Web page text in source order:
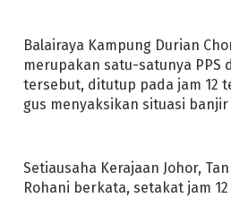
Balairaya Kampung Durian
merupakan satu-satunya PPS
tersebut, ditutup pada jam 12
gus menyaksikan situasi
Setiausaha Kerajaan Johor, Tan
Rohani berkata, setakat jam